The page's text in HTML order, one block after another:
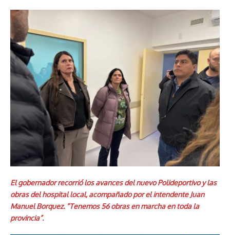
El gobernador recorrió los avances del nuevo Polideportivo y las
obras del hospital local, acompañado por el intendente Juan
Manuel Borquez. “Tenemos 56 obras en marcha en toda la
provincia”.